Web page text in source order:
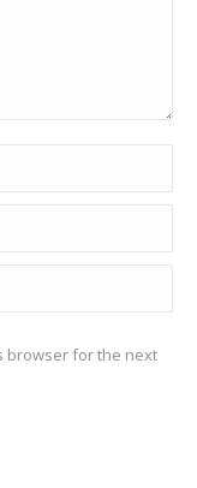
browser for the next